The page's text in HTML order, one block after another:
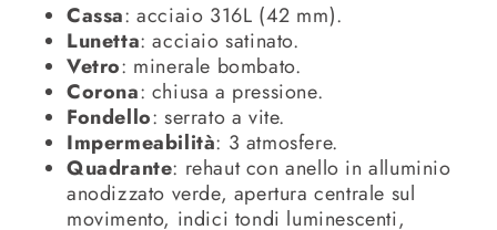
Cassa: acciaio 316L (42 mm).
Lunetta: acciaio satinato.
Vetro: minerale bombato.
Corona: chiusa a pressione.
Fondello: serrato a vite.
Impermeabilità: 3 atmosfere.
Quadrante: rehaut con anello in alluminio
anodizzato verde, apertura centrale sul
movimento, indici tondi luminescenti,